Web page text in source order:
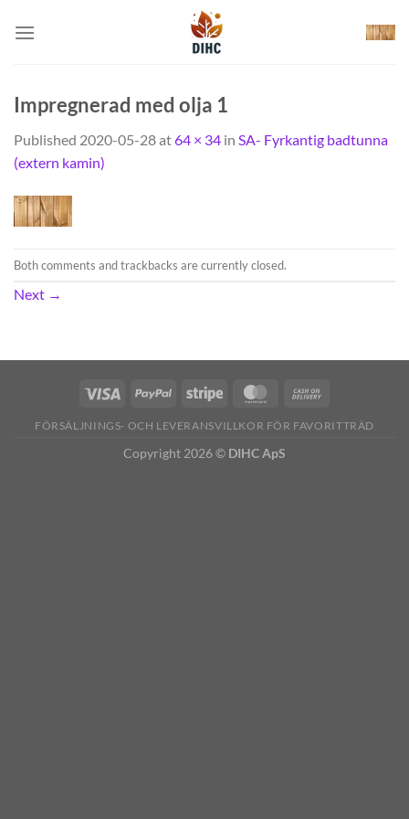
Impregnerad med olja 1
Published 2020-05-28at64 × 34 in SA- Fyrkantig badtunna
(extern kamin)
Both comments and trackbacks are currently closed.
Next →
FÖRSÄLJNINGS- OCH LEVERANSVILLKOR FÖR FAVORITTRÄD
Copyright 2026 © DIHC ApS